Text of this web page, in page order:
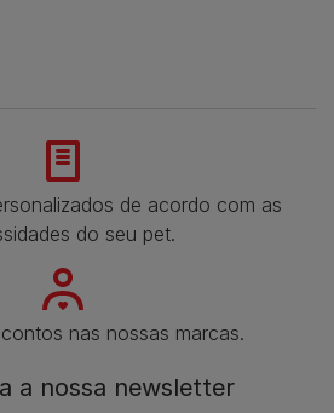
de acordo com as
do seu pet.
nas nossas marcas.
a nossa newsletter